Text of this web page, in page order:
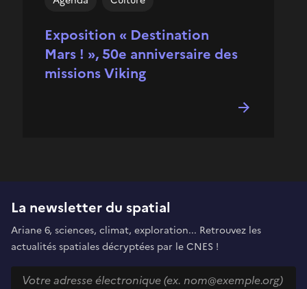
Exposition « Destination
Mars ! », 50e anniversaire des
missions Viking
La newsletter du spatial
Ariane 6, sciences, climat, exploration... Retrouvez les
actualités spatiales décryptées par le CNES !